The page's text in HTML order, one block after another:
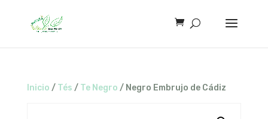
Inicio / Tés / Te Negro / Negro Embrujo de Cádiz